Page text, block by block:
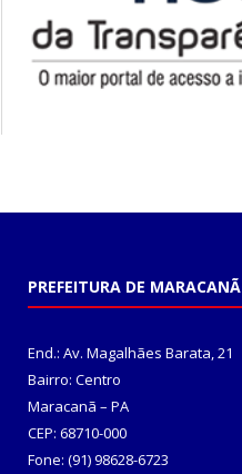
PREFEITURA DE MARACANÃ
End.: Av. Magalhães Barata, 21
Bairro: Centro
Maracanã – PA
CEP: 68710-000
Fone: (91) 98628-6723